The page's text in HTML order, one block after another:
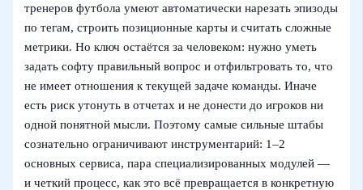
тренеров футбола умеют автоматически нарезать эпизоды
по тегам, строить позиционные карты и считать сложные
метрики. Но ключ остаётся за человеком: нужно уметь
задать софту правильный вопрос и отфильтровать то, что
не имеет отношения к текущей задаче команды. Иначе
есть риск утонуть в отчетах и не донести до игроков ни
одной понятной мысли. Поэтому самые сильные штабы
сознательно ограничивают инструментарий: 1–2
основных сервиса, пара специализированных модулей —
и четкий процесс, как это всё превращается в конкретную